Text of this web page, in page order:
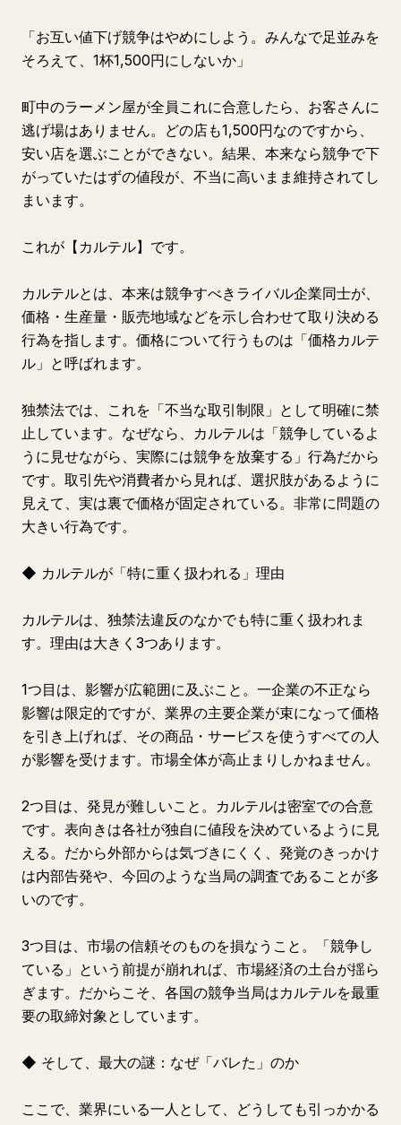
「お互い値下げ競争はやめにしよう。みんなで足並みを
そろえて、1杯1,500円にしないか」
町中のラーメン屋が全員これに合意したら、お客さんに
逃げ場はありません。どの店も1,500円なのですから、
安い店を選ぶことができない。結果、本来なら競争で下
がっていたはずの値段が、不当に高いまま維持されてし
まいます。
これが【カルテル】です。
カルテルとは、本来は競争すべきライバル企業同士が、
価格・生産量・販売地域などを示し合わせて取り決める
行為を指します。価格について行うものは「価格カルテ
ル」と呼ばれます。
独禁法では、これを「不当な取引制限」として明確に禁
止しています。なぜなら、カルテルは「競争しているよ
うに見せながら、実際には競争を放棄する」行為だから
です。取引先や消費者から見れば、選択肢があるように
見えて、実は裏で価格が固定されている。非常に問題の
大きい行為です。
◆ カルテルが「特に重く扱われる」理由
カルテルは、独禁法違反のなかでも特に重く扱われま
す。理由は大きく3つあります。
1つ目は、影響が広範囲に及ぶこと。一企業の不正なら
影響は限定的ですが、業界の主要企業が束になって価格
を引き上げれば、その商品・サービスを使うすべての人
が影響を受けます。市場全体が高止まりしかねません。
2つ目は、発見が難しいこと。カルテルは密室での合意
です。表向きは各社が独自に値段を決めているように見
える。だから外部からは気づきにくく、発覚のきっかけ
は内部告発や、今回のような当局の調査であることが多
いのです。
3つ目は、市場の信頼そのものを損なうこと。「競争し
ている」という前提が崩れれば、市場経済の土台が揺ら
ぎます。だからこそ、各国の競争当局はカルテルを最重
要の取締対象としています。
◆ そして、最大の謎：なぜ「バレた」のか
ここで、業界にいる一人として、どうしても引っかかる